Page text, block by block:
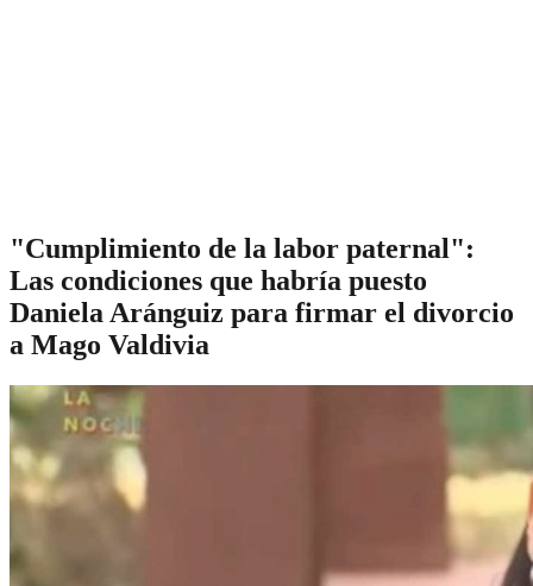
"Cumplimiento de la labor paternal":
Las condiciones que habría puesto
Daniela Aránguiz para firmar el divorcio
a Mago Valdivia